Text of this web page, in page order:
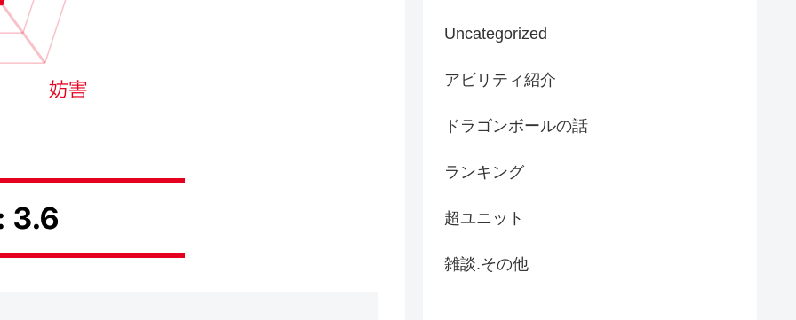
Uncategorized
アビリティ紹介
ドラゴンボールの話
ランキング
超ユニット
雑談.その他